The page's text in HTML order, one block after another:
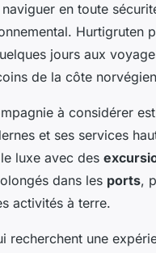
en toute
Hurtigruten
jours aux
de la côte
à considérer est
et ses services
luxe avec des
dans les ports,
activités à terre.
recherchent une